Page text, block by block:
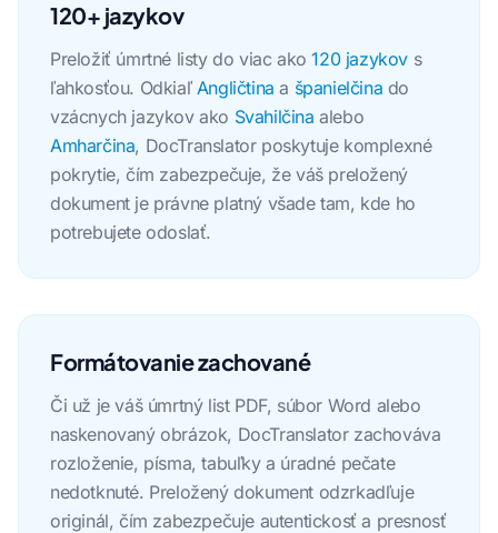
120+ jazykov
Preložiť úmrtné listy do viac ako120 jazykov s
ľahkosťou. Odkiaľ Angličtina a španielčina do
vzácnych jazykov ako Svahilčina alebo
Amharčina, DocTranslator poskytuje komplexné
pokrytie, čím zabezpečuje, že váš preložený
dokument je právne platný všade tam, kde ho
potrebujete odoslať.
Formátovanie zachované
Či už je váš úmrtný list PDF, súbor Word alebo
naskenovaný obrázok, DocTranslator zachováva
rozloženie, písma, tabuľky a úradné pečate
nedotknuté. Preložený dokument odzrkadľuje
originál, čím zabezpečuje autentickosť a presnosť